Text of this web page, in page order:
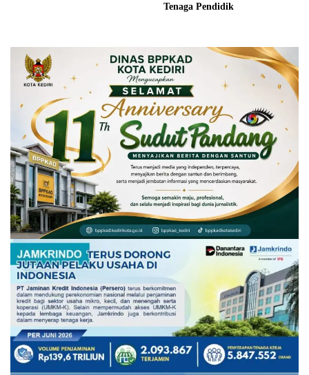
Tenaga Pendidik